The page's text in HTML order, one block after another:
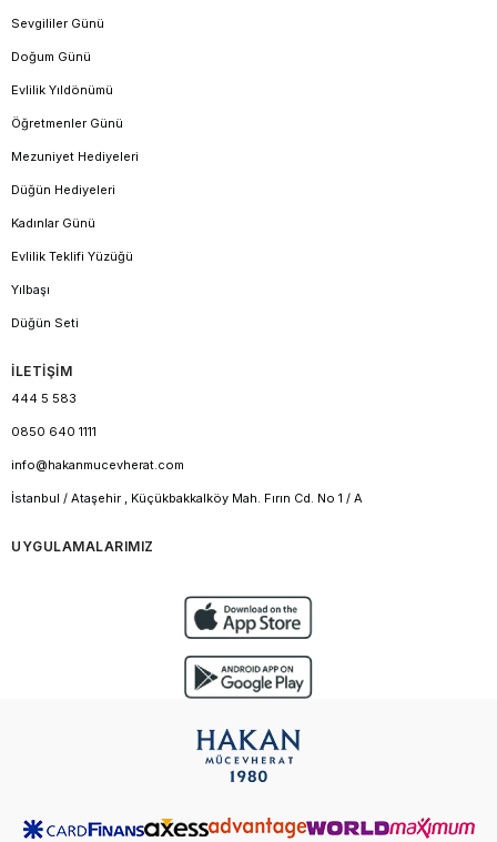
Sevgililer Günü
Doğum Günü
Evlilik Yıldönümü
Öğretmenler Günü
Mezuniyet Hediyeleri
Düğün Hediyeleri
Kadınlar Günü
Evlilik Teklifi Yüzüğü
Yılbaşı
Düğün Seti
İLETİŞİM
444 5 583
0850 640 1111
info@hakanmucevherat.com
İstanbul / Ataşehir , Küçükbakkalköy Mah. Fırın Cd. No 1 / A
UYGULAMALARIMIZ